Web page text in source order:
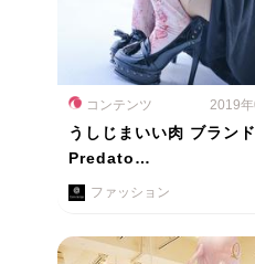
コンテンツ 2019
うしじまいい肉 ブランド
Predato…
ファッション